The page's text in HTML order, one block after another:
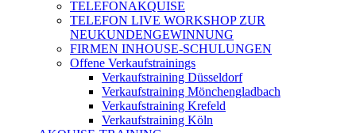
TELEFONAKQUISE
TELEFON LIVE WORKSHOP ZUR
NEUKUNDENGEWINNUNG
FIRMEN INHOUSE-SCHULUNGEN
Offene Verkaufstrainings
Verkaufstraining Düsseldorf
Verkaufstraining Mönchengladbach
Verkaufstraining Krefeld
Verkaufstraining Köln